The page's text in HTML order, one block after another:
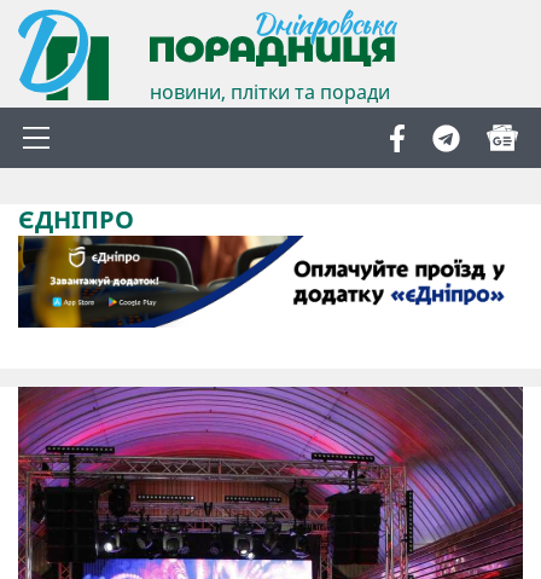
новини, плітки та поради
ЄДНІПРО